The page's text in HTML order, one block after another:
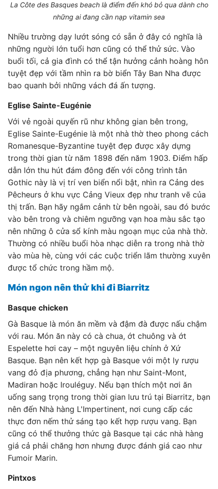
La Côte des Basques beach là điểm đến khó bỏ qua dành cho
những ai đang cần nạp vitamin sea
Nhiều trường dạy lướt sóng có sẵn ở đây có nghĩa là
những người lớn tuổi hơn cũng có thể thử sức. Vào
buổi tối, cả gia đình có thể tận hưởng cảnh hoàng hôn
tuyệt đẹp với tầm nhìn ra bờ biển Tây Ban Nha được
bao quanh bởi những vách đá ấn tượng.
Eglise Sainte-Eugénie
Với vẻ ngoài quyến rũ như không gian bên trong,
Eglise Sainte-Eugénie là một nhà thờ theo phong cách
Romanesque-Byzantine tuyệt đẹp được xây dựng
trong thời gian từ năm 1898 đến năm 1903. Điểm hấp
dẫn lớn thu hút đám đông đến với công trình tân
Gothic này là vị trí ven biển nổi bật, nhìn ra Cảng des
Pêcheurs ở khu vực Cảng Vieux đẹp như tranh vẽ của
thị trấn. Bạn hãy ngắm cảnh từ bên ngoài, sau đó bước
vào bên trong và chiêm ngưỡng vạn hoa màu sắc tạo
nên những ô cửa sổ kính màu ngoạn mục của nhà thờ.
Thường có nhiều buổi hòa nhạc diễn ra trong nhà thờ
vào mùa hè, cùng với các cuộc triển lãm thường xuyên
được tổ chức trong hầm mộ.
Món ngon nên thử khi đi Biarritz
Basque chicken
Gà Basque là món ăn mềm và đậm đà được nấu chậm
với rau. Món ăn này có cà chua, ớt chuông và ớt
Espelette hơi cay – một nguyên liệu chính ở Xứ
Basque. Bạn nên kết hợp gà Basque với một ly rượu
vang đỏ địa phương, chẳng hạn như Saint-Mont,
Madiran hoặc Irouléguy. Nếu bạn thích một nơi ăn
uống sang trọng trong thời gian lưu trú tại Biarritz, bạn
nên đến Nhà hàng L'Impertinent, nơi cung cấp các
thực đơn nếm thử sáng tạo kết hợp rượu vang. Bạn
cũng có thể thưởng thức gà Basque tại các nhà hàng
giá cả phải chăng hơn nhưng được đánh giá cao như
Fumoir Marin.
Pintxos